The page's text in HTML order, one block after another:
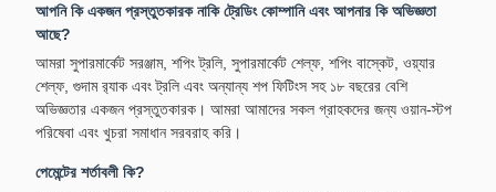
আপনি কি একজন প্রস্তুতকারক নাকি ট্রেডিং কোম্পানি এবং আপনার কি অভিজ্ঞতা
আছে?
আমরা সুপারমার্কেট সরঞ্জাম, শপিং ট্রলি, সুপারমার্কেট শেল্ফ, শপিং বাস্কেট, ওয়্যার
শেল্ফ, গুদাম র‍্যাক এবং ট্রলি এবং অন্যান্য শপ ফিটিংস সহ ১৮ বছরের বেশি
অভিজ্ঞতার একজন প্রস্তুতকারক। আমরা আমাদের সকল গ্রাহকদের জন্য ওয়ান-স্টপ
পরিষেবা এবং খুচরা সমাধান সরবরাহ করি।
পেমেন্টের শর্তাবলী কি?